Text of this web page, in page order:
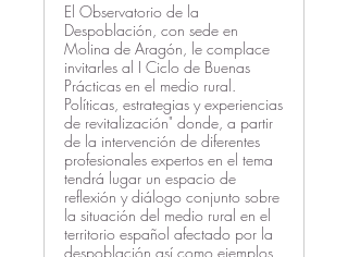
El Observatorio de la
Despoblación, con sede en
Molina de Aragón, le complace
invitarles al I Ciclo de Buenas
Prácticas en el medio rural.
Políticas, estrategias y experiencias
de revitalización" donde, a partir
de la intervención de diferentes
profesionales expertos en el tema
tendrá lugar un espacio de
reflexión y diálogo conjunto sobre
la situación del medio rural en el
territorio español afectado por la
despoblación así como ejemplos